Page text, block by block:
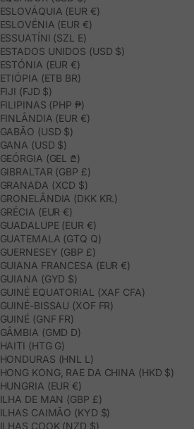
ESLOVÁQUIA (EUR €)
ESLOVÉNIA (EUR €)
ESSUATÍNI (SZL E)
ESTADOS UNIDOS (USD $)
ESTÓNIA (EUR €)
ETIÓPIA (ETB BR)
FIJI (FJD $)
FILIPINAS (PHP ₱)
FINLÂNDIA (EUR €)
GABÃO (USD $)
GANA (USD $)
GEÓRGIA (GEL ₾)
GIBRALTAR (GBP £)
GRANADA (XCD $)
GRONELÂNDIA (DKK KR.)
GRÉCIA (EUR €)
GUADALUPE (EUR €)
GUATEMALA (GTQ Q)
GUERNESEY (GBP £)
GUIANA FRANCESA (EUR €)
GUIANA (GYD $)
GUINÉ EQUATORIAL (XAF CFA)
GUINÉ-BISSAU (XOF FR)
GUINÉ (GNF FR)
GÂMBIA (GMD D)
HAITI (HTG G)
HONDURAS (HNL L)
HONG KONG, RAE DA CHINA (HKD $)
HUNGRIA (EUR €)
ILHA DE MAN (GBP £)
ILHAS CAIMÃO (KYD $)
ILHAS COOK (NZD $)